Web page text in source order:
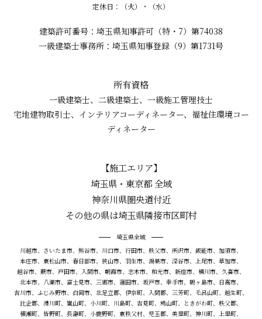
定休日：（火）・（水）
建築許可番号：埼玉県知事許可（特・7）第74038
一級建築士事務所：埼玉県知事登録（9）第1731号
所有資格
一級建築士、二級建築士、一級施工管理技士
宅地建物取引士、インテリアコーディネーター、福祉住環境コー
ディネーター
【施工エリア】
埼玉県・東京都 全域
神奈川県圏央道付近
その他の県は埼玉県隣接市区町村
埼玉県全域
川越市、さいたま市、熊谷市、川口市、行田市、秩父市、所沢市、飯能市、加須市、
本庄市、東松山市、春日部市、狭山市、羽生市、鴻巣市、深谷市、上尾市、草加市、
越谷市、蕨市、戸田市、入間市、朝霞市、志木市、和光市、新座市、桶川市、久喜市、
北本市、八潮市、富士見市、三郷市、蓮田市、坂戸市、幸手市、鶴ヶ島市、日高市、
吉川市、ふじみ野市、白岡市、北足立郡、伊奈町、入間郡、三芳町、毛呂山町、越生町、
比企郡、滑川町、嵐山町、小川町、川島町、吉見町、鳩山町、ときがわ町、秩父郡、
横瀬町、皆野町、長瀞町、小鹿野町、東秩父村、児玉郡、美里町、神川町、上里町、